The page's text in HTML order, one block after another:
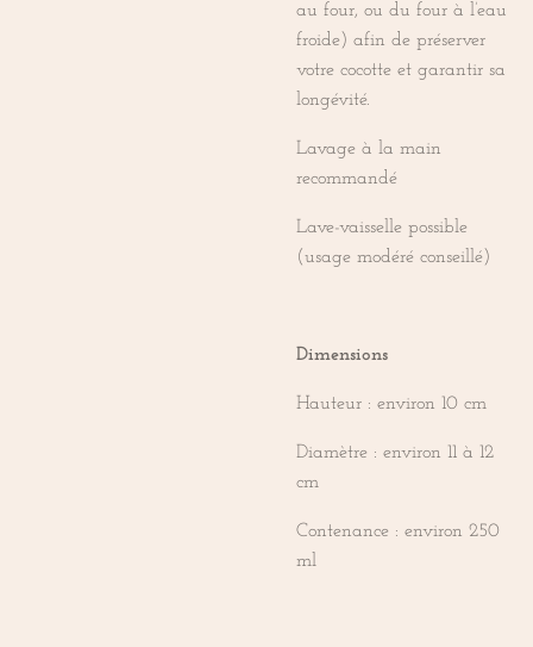
au four, ou du four à l’eau
froide) afin de préserver
votre cocotte et garantir sa
longévité.
Lavage à la main
recommandé
Lave-vaisselle possible
(usage modéré conseillé)
Dimensions
Hauteur : environ 10 cm
Diamètre : environ 11 à 12
cm
Contenance : environ 250
ml